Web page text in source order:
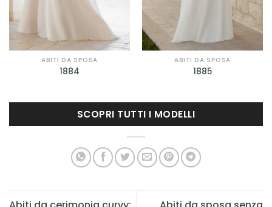
ABITI DA SPOSA
1884
ABITI DA SPOSA
1885
SCOPRI TUTTI I MODELLI